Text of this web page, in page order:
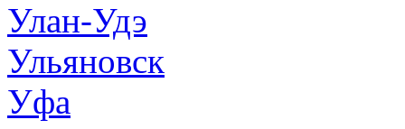
Улан-Удэ
Ульяновск
Уфа